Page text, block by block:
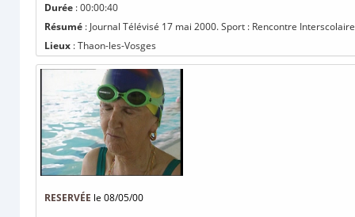
Durée : 00:00:40
Résumé : Journal Télévisé 17 mai 2000. Sport : Rencontre
Lieux : Thaon-les-Vosges
RESERVÉE le 08/05/00